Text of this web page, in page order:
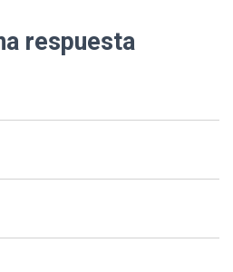
respuesta